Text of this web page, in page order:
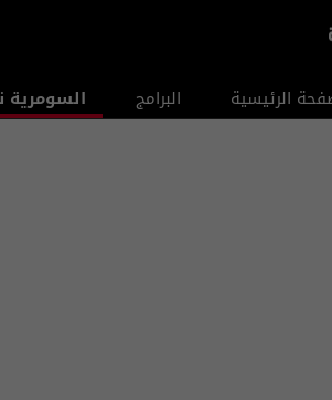
الرئيسية البرامج السومرية